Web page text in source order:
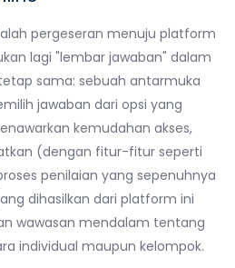
pergeseran menuju platform
lagi "lembar jawaban" dalam
sama: sebuah antarmuka
jawaban dari opsi yang
kemudahan akses,
(dengan fitur-fitur seperti
penilaian yang sepenuhnya
dihasilkan dari platform ini
wawasan mendalam tentang
individual maupun kelompok.